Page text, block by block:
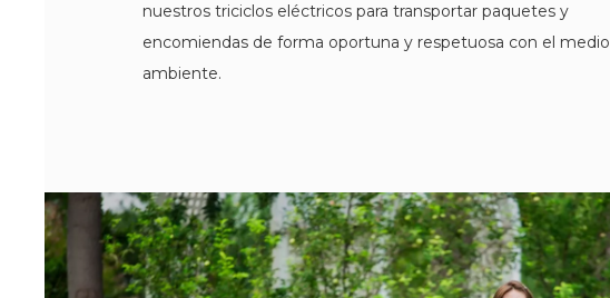
nuestros triciclos eléctricos para transportar paquetes y
encomiendas de forma oportuna y respetuosa con el medio
ambiente.